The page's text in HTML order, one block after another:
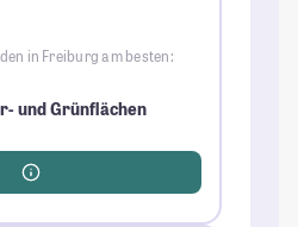
in Freiburg am besten:
und Grünflächen